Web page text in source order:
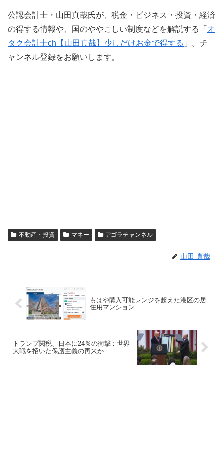
公認会計士・山田真哉氏が、税金・ビジネス・投資・経済
の得する情報や、国のややこしい制度などを解説する「 オ
タク会計士ch【山田真哉】少しだけお金で得する 」。チ
ャンネル登録をお願いします。
不動産・投資 マネー アゴラチャンネル
山田 真哉
もはや購入可能レンジを超えた港区の居
住用マンション
トランプ関税、日本に24％の衝撃：世界
大戦を招いた保護主義の再来か